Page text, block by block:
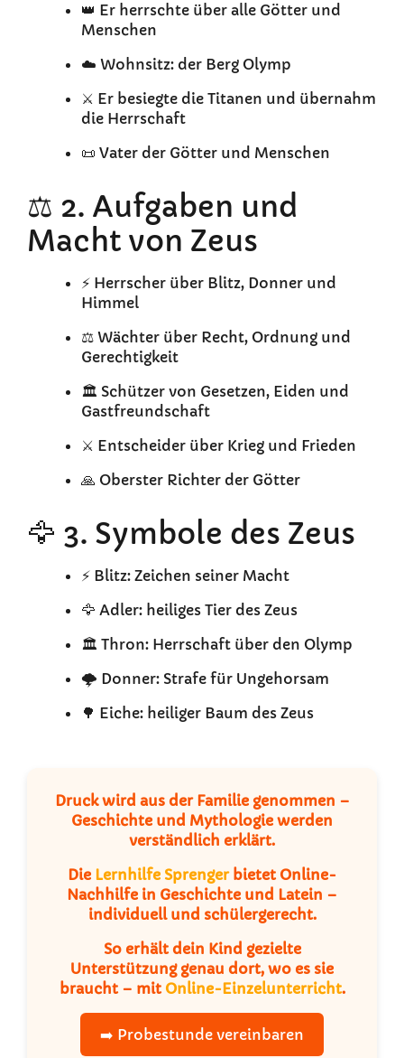
👑 Er herrschte über alle Götter und
Menschen
☁️ Wohnsitz: der Berg Olymp
⚔️ Er besiegte die Titanen und übernahm
die Herrschaft
📜 Vater der Götter und Menschen
⚖️ 2. Aufgaben und
Macht von Zeus
⚡ Herrscher über Blitz, Donner und
Himmel
⚖️ Wächter über Recht, Ordnung und
Gerechtigkeit
🏛️ Schützer von Gesetzen, Eiden und
Gastfreundschaft
⚔️ Entscheider über Krieg und Frieden
🙏 Oberster Richter der Götter
🦅 3. Symbole des Zeus
⚡ Blitz: Zeichen seiner Macht
🦅 Adler: heiliges Tier des Zeus
🏛️ Thron: Herrschaft über den Olymp
🌩️ Donner: Strafe für Ungehorsam
🌳 Eiche: heiliger Baum des Zeus
Druck wird aus der Familie genommen –
Geschichte und Mythologie werden
verständlich erklärt.
Die Lernhilfe Sprengerbietet Online-
Nachhilfe in Geschichte und Latein –
individuell und schülergerecht.
So erhält dein Kind gezielte
Unterstützung genau dort, wo es sie
braucht – mit Online-Einzelunterricht.
➡️ Probestunde vereinbaren